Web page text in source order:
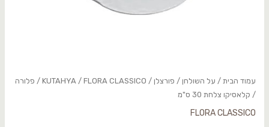
עמוד הבית/ על השולחן / פורצלן /
KUTAHYA /FLORA CLASSICO
/ פלורה
/ קלאסיקו צלחת 30 ס"מ
FLORA CLASSICO